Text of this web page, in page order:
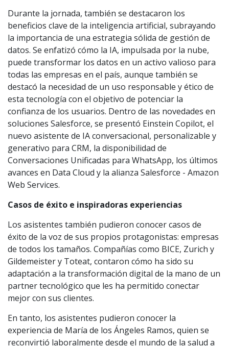
Durante la jornada, también se destacaron los
beneficios clave de la inteligencia artificial, subrayando
la importancia de una estrategia sólida de gestión de
datos. Se enfatizó cómo la IA, impulsada por la nube,
puede transformar los datos en un activo valioso para
todas las empresas en el país, aunque también se
destacó la necesidad de un uso responsable y ético de
esta tecnología con el objetivo de potenciar la
confianza de los usuarios. Dentro de las novedades en
soluciones Salesforce, se presentó Einstein Copilot, el
nuevo asistente de IA conversacional, personalizable y
generativo para CRM, la disponibilidad de
Conversaciones Unificadas para WhatsApp, los últimos
avances en Data Cloud y la alianza Salesforce - Amazon
Web Services.
Casos de éxito e inspiradoras experiencias
Los asistentes también pudieron conocer casos de
éxito de la voz de sus propios protagonistas: empresas
de todos los tamaños. Compañías como BICE, Zurich y
Gildemeister y Toteat, contaron cómo ha sido su
adaptación a la transformación digital de la mano de un
partner tecnológico que les ha permitido conectar
mejor con sus clientes.
En tanto, los asistentes pudieron conocer la
experiencia de María de los Ángeles Ramos, quien se
reconvirtió laboralmente desde el mundo de la salud a